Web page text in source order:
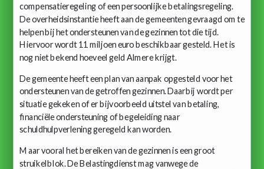
compensatieregeling of een persoonlijke betalingsregeling.
De overheidsinstantie heeft aan de gemeenten gevraagd om te
helpen bij het ondersteunen van de gezinnen tot die tijd.
Hiervoor wordt 11 miljoen euro beschikbaar gesteld. Het is
nog niet bekend hoeveel geld Almere krijgt.
De gemeente heeft een plan van aanpak opgesteld voor het
ondersteunen van de getroffen gezinnen. Daarbij wordt per
situatie gekeken of er bijvoorbeeld uitstel van betaling,
financiële ondersteuning of begeleiding naar
schuldhulpverlening geregeld kan worden.
Maar vooral het bereiken van de gezinnen is een groot
struikelblok. De Belastingdienst mag vanwege de